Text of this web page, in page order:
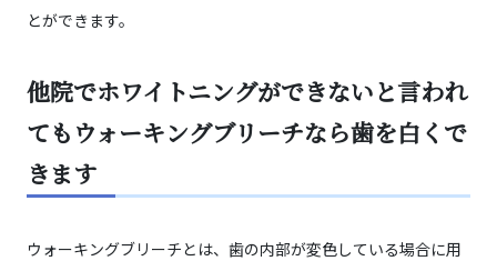
とができます。
他院でホワイトニングができないと言われ
てもウォーキングブリーチなら歯を白くで
きます
ウォーキングブリーチとは、歯の内部が変色している場合に用